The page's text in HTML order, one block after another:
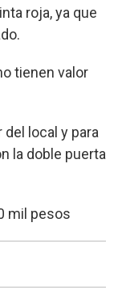
roja, ya que
tienen valor
local y para
la doble puerta
mil pesos